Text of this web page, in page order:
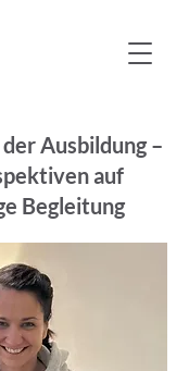
Ausbildung –
auf
Begleitung